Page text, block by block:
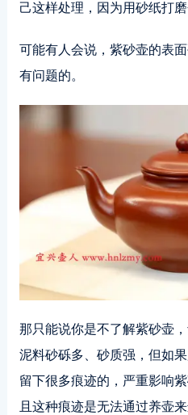
己这样处理，因为用砂纸打磨
可能有人会说，紫砂壶的表
有问题的。
那只能说你是不了解紫砂壶
泥料砂砾多、砂质强，但如
留下很多痕迹的，严重影响
且这种痕迹是无法通过养壶来